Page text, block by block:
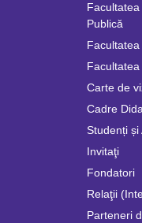
Publică
Carte de
Cadre
Studenți și
Invitaţi
Fondatori
Relaţii
Parteneri